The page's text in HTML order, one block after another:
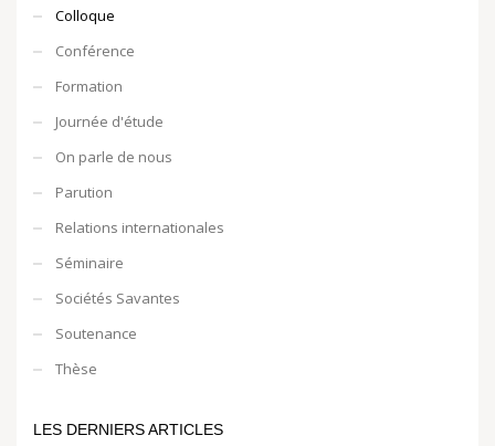
Colloque
Conférence
Formation
Journée d'étude
On parle de nous
Parution
Relations internationales
Séminaire
Sociétés Savantes
Soutenance
Thèse
LES DERNIERS ARTICLES